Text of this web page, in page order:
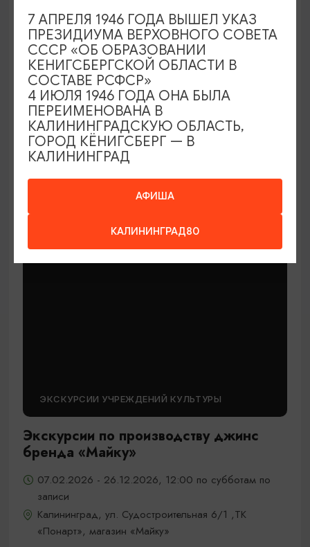
МАСТЕР-КЛАССЫ
Мастер-классы по керамике Елены
Бодяковой
Калининград, ул. Баранова, 45
ЭКСКУРСИИ УЧРЕЖДЕНИЙ КУЛЬТУРЫ
Экскурсии по производству джинс
бренда «Майку»
07.02.2026 - 26.12.2026, 12:00 по субботам по
записи
Калининград, ул. Судостроительная 6/1 ,ТК
«Понарт», магазин «Майку»
АФИША
КАЛИНИНГРАД80
7 АПРЕЛЯ 1946 ГОДА ВЫШЕЛ УКАЗ
ПРЕЗИДИУМА ВЕРХОВНОГО СОВЕТА
СССР «ОБ ОБРАЗОВАНИИ
КЕНИГСБЕРГСКОЙ ОБЛАСТИ В
СОСТАВЕ РСФСР»
4 ИЮЛЯ 1946 ГОДА ОНА БЫЛА
ПЕРЕИМЕНОВАНА В
КАЛИНИНГРАДСКУЮ ОБЛАСТЬ,
ГОРОД КЁНИГСБЕРГ — В
КАЛИНИНГРАД